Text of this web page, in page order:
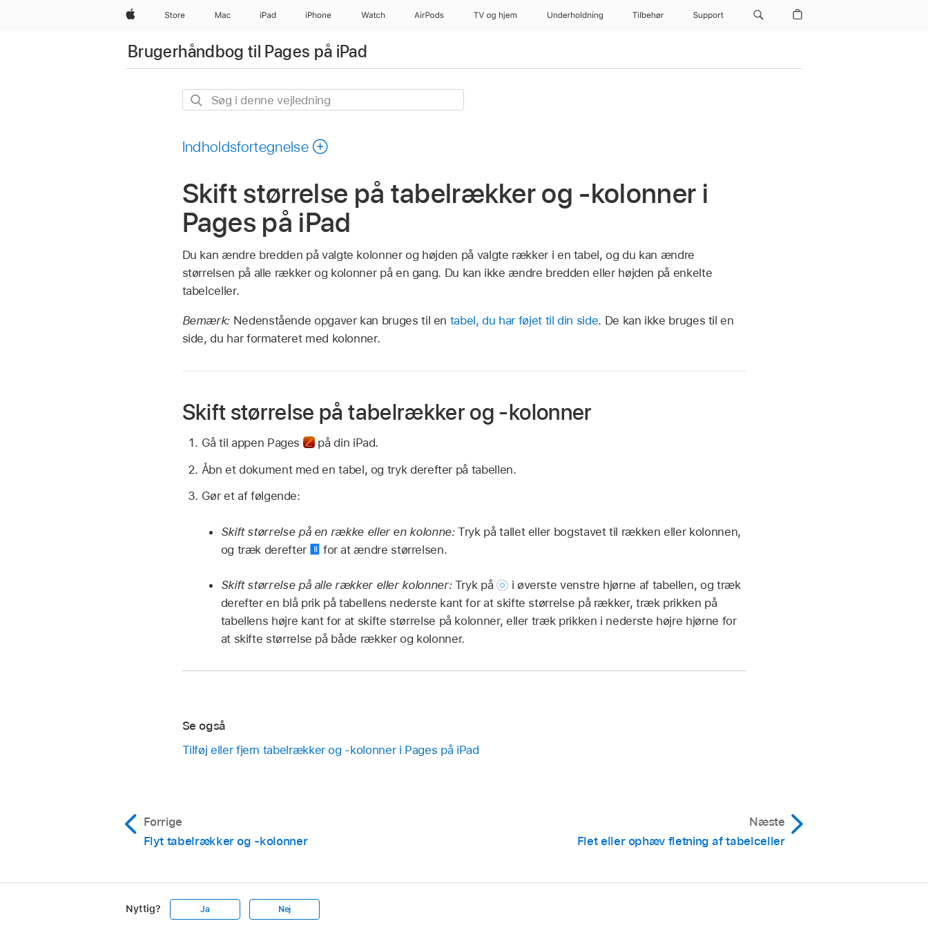
AppleStore Mac iPad iPhone Watch AirPods TV og hjem Underholdning Tilbehør Support
Brugerhåndbog til Pages på iPad
Søg
vejledning
Indholdsfortegnelse
Skift størrelse på tabelrækker og -kolonner i
Pages på iPad
Du kan ændre bredden på valgte kolonner og højden på valgte rækker i en tabel, og du kan ændre
størrelsen på alle rækker og kolonner på en gang. Du kan ikke ændre bredden eller højden på enkelte
tabelceller.
Bemærk: Nedenstående opgaver kan bruges til en tabel, du har føjet til din side. De kan ikke bruges til en
side, du har formateret med kolonner.
Skift størrelse på tabelrækker og -kolonner
Gå til appen Pages
på din iPad.
Åbn et dokument med en tabel, og tryk derefter på tabellen.
Gør et af følgende:
Skift størrelse på en række eller en kolonne:Tryk på tallet eller bogstavet til rækken eller kolonnen,
og træk derefter
for at ændre størrelsen.
Skift størrelse på alle rækker eller kolonner: Tryk på
i øverste venstre hjørne af tabellen, og træk
derefter en blå prik på tabellens nederste kant for at skifte størrelse på rækker, træk prikken på
tabellens højre kant for at skifte størrelse på kolonner, eller træk prikken i nederste højre hjørne for
at skifte størrelse på både rækker og kolonner.
Se også
Tilføj eller fjern tabelrækker og -kolonner i Pages på iPad
Forrige
Flyt tabelrækker og ‑kolonner
Næste
Flet eller ophæv fletning af tabelceller
Nyttig? Ja Nej